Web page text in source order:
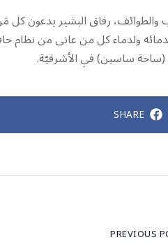
والطوائف، رفاق البشير يدعون
لدمائه ولدماء كل من عانى من
(ساحة ساسين) في الأشرفيّة.
SHARE
PREVIOUS